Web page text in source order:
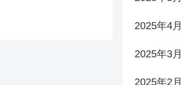
2025年4月
2025年3月
2025年2月